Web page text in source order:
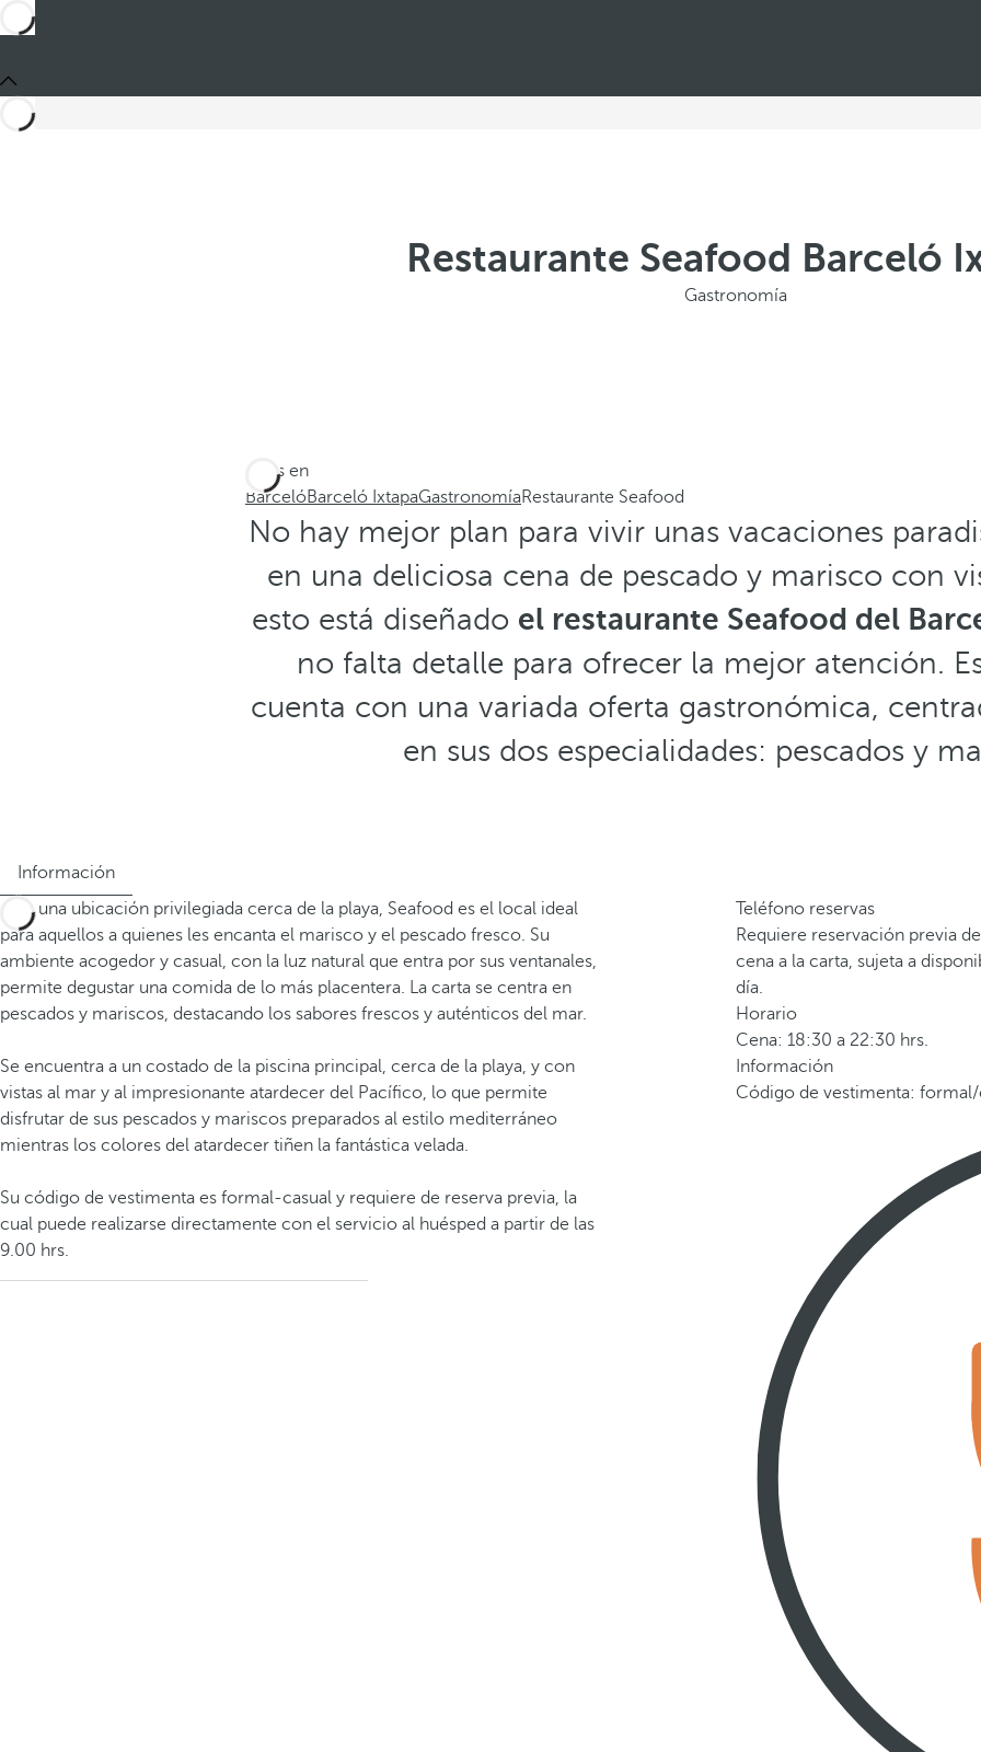
Restaurante Seafood Barceló
Gastronomía
Estás en
BarcelóBarceló IxtapaGastronomíaRestaurante Seafood
No hay mejor plan para vivir unas vacaciones
en una deliciosa cena de pescado y marisco con
esto está diseñado el restaurante Seafood del
no falta detalle para ofrecer la mejor atención.
cuenta con una variada oferta gastronómica,
en sus dos especialidades: pescados y
Información
Con una ubicación privilegiada cerca de la playa, Seafood es el local ideal
para aquellos a quienes les encanta el marisco y el pescado fresco. Su
ambiente acogedor y casual, con la luz natural que entra por sus ventanales,
permite degustar una comida de lo más placentera. La carta se centra en
pescados y mariscos, destacando los sabores frescos y auténticos del mar.
Se encuentra a un costado de la piscina principal, cerca de la playa, y con
vistas al mar y al impresionante atardecer del Pacífico, lo que permite
disfrutar de sus pescados y mariscos preparados al estilo mediterráneo
mientras los colores del atardecer tiñen la fantástica velada.
Su código de vestimenta es formal-casual y requiere de reserva previa, la
cual puede realizarse directamente con el servicio al huésped a partir de las
9.00 hrs.
Teléfono reservas
Requiere reservación previa
cena a la carta, sujeta a
día.
Horario
Cena: 18:30 a 22:30 hrs.
Información
Código de vestimenta: formal/